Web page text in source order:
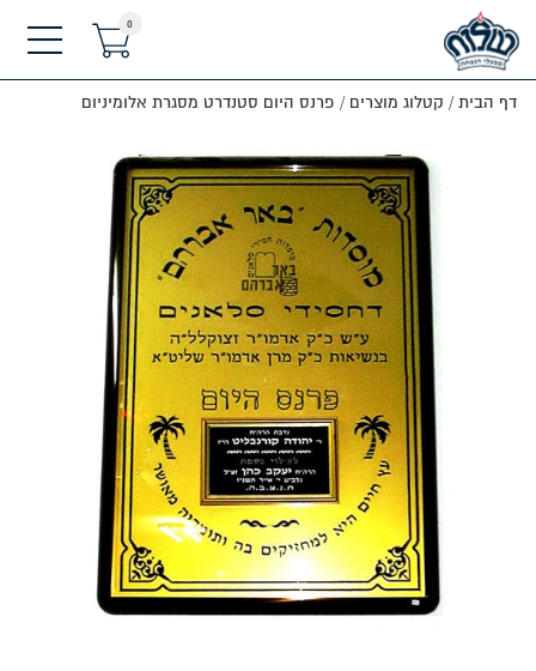
0
תפריט
דף הבית/ קטלוג מוצרים / פרנס היום סטנדרט מסגרת אלומיניום